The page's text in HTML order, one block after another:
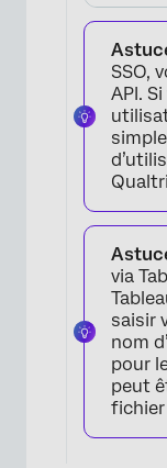
SSO,
API.
via
saisir
nom
pour
peut
fichier